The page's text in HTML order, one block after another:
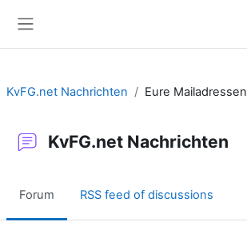
KvFG.net Nachrichten Eure Mailadressen
KvFG.net Nachrichten
Forum RSS feed of discussions